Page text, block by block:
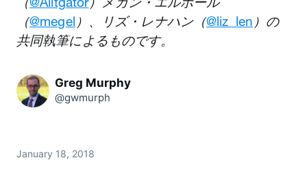
（@megel ）、リズ・レナハン（‎@liz_len ）の
共同執筆によるものです。
Greg Murphy
@gwmurph
January 18, 2018